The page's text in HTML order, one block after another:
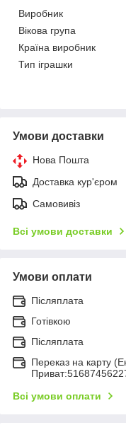
Виробник
Вікова група
Країна виробник
Тип іграшки
Умови доставки
Нова Пошта
Доставка кур'єром
Самовивіз
Всі умови доставки
Умови оплати
Післяплата
Готівкою
Післяплата
Переказ на карту
Всі умови оплати